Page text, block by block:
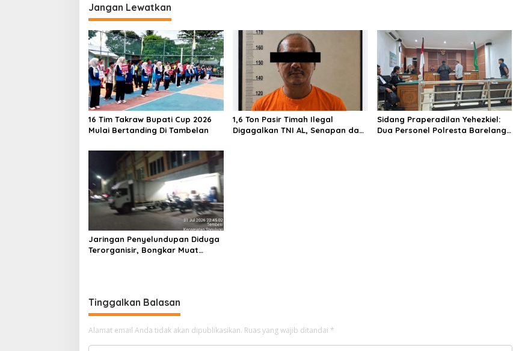
i
g
a
s
i
p
o
s
Jangan Lewatkan
16 Tim Takraw Bupati Cup 2026
Mulai Bertanding Di Tambelan
1,6 Ton Pasir Timah Ilegal
Digagalkan TNI AL, Senapan dan
Sidang Praperadilan Yehezkiel:
Dua Personel Polresta Barelang
Jaringan Penyelundupan Diduga
Terorganisir, Bongkar Muat
Tinggalkan Balasan
Alamat email Anda tidak akan dipublikasikan. Ruas yang wajib ditandai *